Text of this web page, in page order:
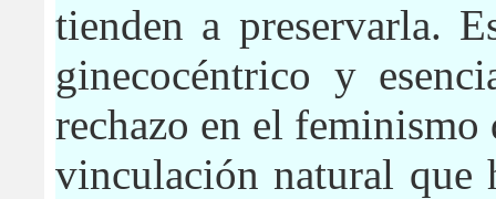
tienden a preservarla.
ginecocéntrico y
rechazo en el feminismo
vinculación natural que